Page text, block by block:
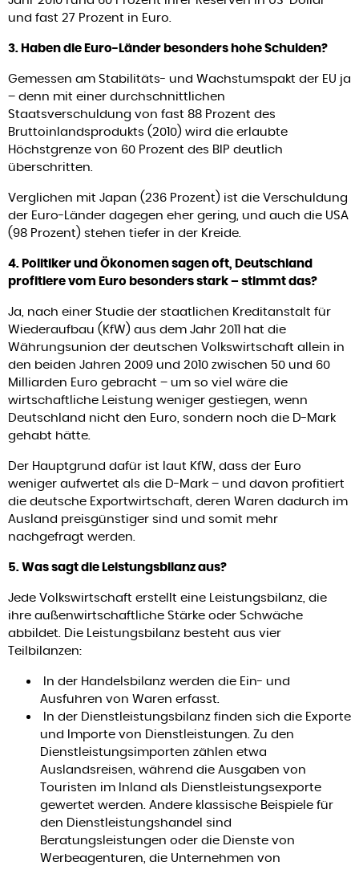
und fast 27 Prozent in Euro.
3. Haben die Euro-Länder besonders hohe Schulden?
Gemessen am Stabilitäts- und Wachstumspakt der EU ja
– denn mit einer durchschnittlichen
Staatsverschuldung von fast 88 Prozent des
Bruttoinlandsprodukts (2010) wird die erlaubte
Höchstgrenze von 60 Prozent des BIP deutlich
überschritten.
Verglichen mit Japan (236 Prozent) ist die Verschuldung
der Euro-Länder dagegen eher gering, und auch die USA
(98 Prozent) stehen tiefer in der Kreide.
4. Politiker und Ökonomen sagen oft, Deutschland
profitiere vom Euro besonders stark – stimmt das?
Ja, nach einer Studie der staatlichen Kreditanstalt für
Wiederaufbau (KfW) aus dem Jahr 2011 hat die
Währungsunion der deutschen Volkswirtschaft allein in
den beiden Jahren 2009 und 2010 zwischen 50 und 60
Milliarden Euro gebracht – um so viel wäre die
wirtschaftliche Leistung weniger gestiegen, wenn
Deutschland nicht den Euro, sondern noch die D-Mark
gehabt hätte.
Der Hauptgrund dafür ist laut KfW, dass der Euro
weniger aufwertet als die D-Mark – und davon profitiert
die deutsche Exportwirtschaft, deren Waren dadurch im
Ausland preisgünstiger sind und somit mehr
nachgefragt werden.
5. Was sagt die Leistungsbilanz aus?
Jede Volkswirtschaft erstellt eine Leistungsbilanz, die
ihre außenwirtschaftliche Stärke oder Schwäche
abbildet. Die Leistungsbilanz besteht aus vier
Teilbilanzen:
In der Handelsbilanz werden die Ein- und
Ausfuhren von Waren erfasst.
In der Dienstleistungsbilanz finden sich die Exporte
und Importe von Dienstleistungen. Zu den
Dienstleistungsimporten zählen etwa
Auslandsreisen, während die Ausgaben von
Touristen im Inland als Dienstleistungsexporte
gewertet werden. Andere klassische Beispiele für
den Dienstleistungshandel sind
Beratungsleistungen oder die Dienste von
Werbeagenturen, die Unternehmen von